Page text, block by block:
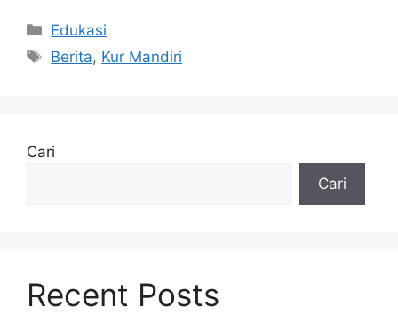
Kategori
Edukasi
Tag
Berita, Kur Mandiri
Cari
Cari
Recent Posts